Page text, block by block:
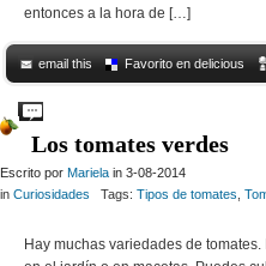
entonces a la hora de […]
email this Favorito en delicious
Los tomates verdes
Escrito por Mariela in 3-08-2014
in Curiosidades Tags: Tipos de tomates
Hay muchas variedades de